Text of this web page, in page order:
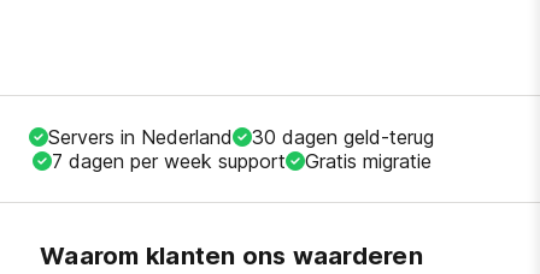
Servers in Nederland
30 dagen geld-terug
7 dagen per week support
Gratis migratie
Waarom klanten ons waarderen